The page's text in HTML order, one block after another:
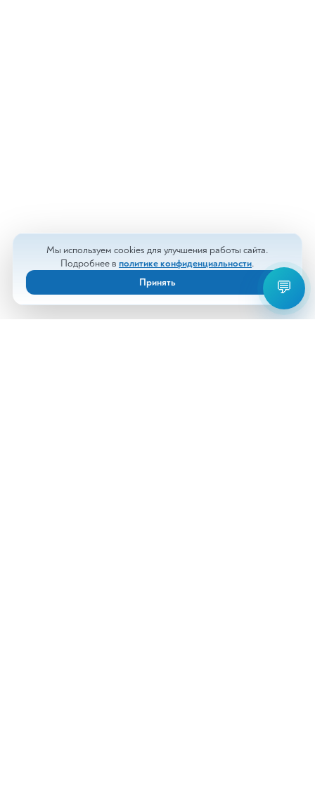
Мы используем cookies для улучшения работы сайта.
Подробнее в политике конфиденциальности.
Принять
💬